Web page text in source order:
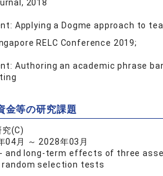
2018
Applying a Dogme approach to
RELC Conference 2019;
Authoring an academic phrase
金等の研究課題
究(C)
04月 ～ 2028年03月
and long-term effects of three
random selection tests